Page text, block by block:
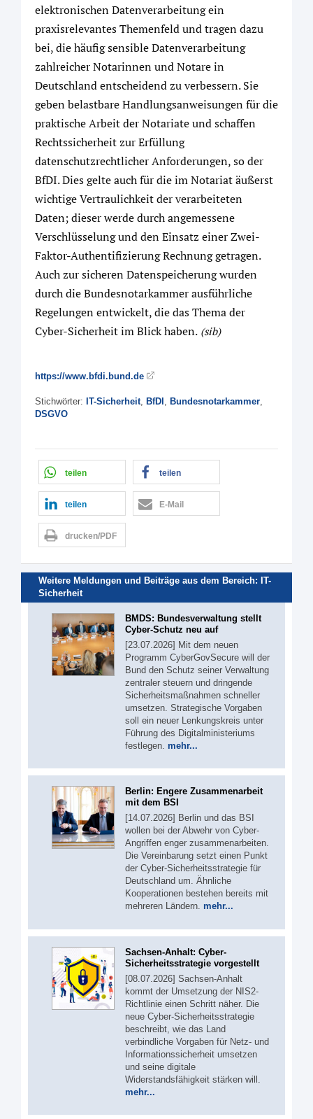
elektronischen Datenverarbeitung ein
praxisrelevantes Themenfeld und tragen dazu
bei, die häufig sensible Datenverarbeitung
zahlreicher Notarinnen und Notare in
Deutschland entscheidend zu verbessern. Sie
geben belastbare Handlungsanweisungen für die
praktische Arbeit der Notariate und schaffen
Rechtssicherheit zur Erfüllung
datenschutzrechtlicher Anforderungen, so der
BfDI. Dies gelte auch für die im Notariat äußerst
wichtige Vertraulichkeit der verarbeiteten
Daten; dieser werde durch angemessene
Verschlüsselung und den Einsatz einer Zwei-
Faktor-Authentifizierung Rechnung getragen.
Auch zur sicheren Datenspeicherung wurden
durch die Bundesnotarkammer ausführliche
Regelungen entwickelt, die das Thema der
Cyber-Sicherheit im Blick haben. (sib)
https://www.bfdi.bund.de
Stichwörter: IT-Sicherheit, BfDI , Bundesnotarkammer,
DSGVO
teilen teilen
teilen E-Mail
drucken/PDF
Weitere Meldungen und Beiträge aus dem Bereich: IT-
Sicherheit
BMDS: Bundesverwaltung stellt
Cyber-Schutz neu auf
[23.07.2026] Mit dem neuen
Programm CyberGovSecure will der
Bund den Schutz seiner Verwaltung
zentraler steuern und dringende
Sicherheitsmaßnahmen schneller
umsetzen. Strategische Vorgaben
soll ein neuer Lenkungskreis unter
Führung des Digitalministeriums
festlegen. mehr...
Berlin: Engere Zusammenarbeit
mit dem BSI
[14.07.2026] Berlin und das BSI
wollen bei der Abwehr von Cyber-
Angriffen enger zusammenarbeiten.
Die Vereinbarung setzt einen Punkt
der Cyber-Sicherheitsstrategie für
Deutschland um. Ähnliche
Kooperationen bestehen bereits mit
mehreren Ländern. mehr...
Sachsen-Anhalt: Cyber-
Sicherheitsstrategie vorgestellt
[08.07.2026] Sachsen-Anhalt
kommt der Umsetzung der NIS2-
Richtlinie einen Schritt näher. Die
neue Cyber-Sicherheitsstrategie
beschreibt, wie das Land
verbindliche Vorgaben für Netz- und
Informationssicherheit umsetzen
und seine digitale
Widerstandsfähigkeit stärken will.
mehr...